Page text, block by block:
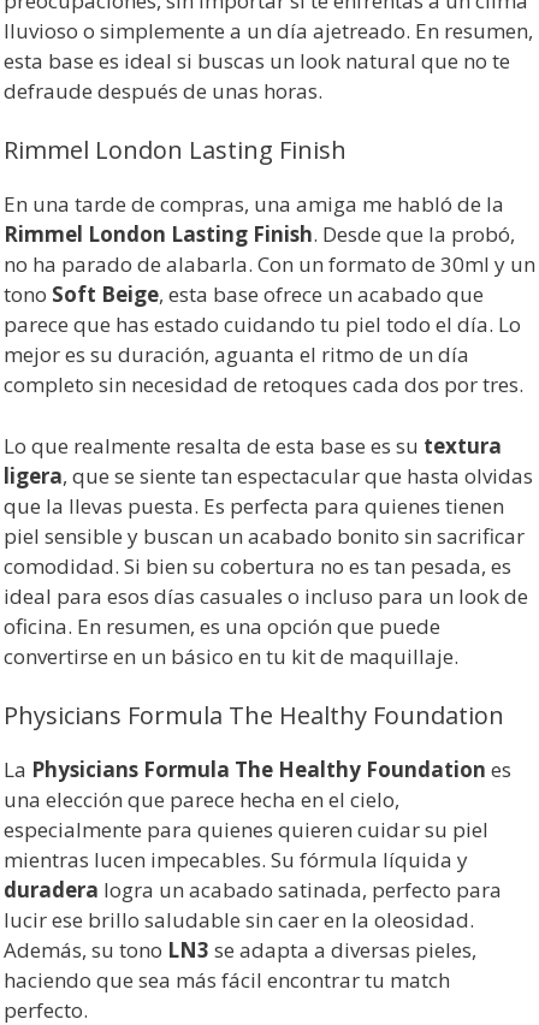
lluvioso o simplemente a un día ajetreado. En resumen,
esta base es ideal si buscas un look natural que no te
defraude después de unas horas.
Rimmel London Lasting Finish
En una tarde de compras, una amiga me habló de la
Rimmel London Lasting Finish. Desde que la probó,
no ha parado de alabarla. Con un formato de 30ml y un
tono Soft Beige, esta base ofrece un acabado que
parece que has estado cuidando tu piel todo el día. Lo
mejor es su duración, aguanta el ritmo de un día
completo sin necesidad de retoques cada dos por tres.
Lo que realmente resalta de esta base es su textura
ligera, que se siente tan espectacular que hasta olvidas
que la llevas puesta. Es perfecta para quienes tienen
piel sensible y buscan un acabado bonito sin sacrificar
comodidad. Si bien su cobertura no es tan pesada, es
ideal para esos días casuales o incluso para un look de
oficina. En resumen, es una opción que puede
convertirse en un básico en tu kit de maquillaje.
Physicians Formula The Healthy Foundation
La Physicians Formula The Healthy Foundation es
una elección que parece hecha en el cielo,
especialmente para quienes quieren cuidar su piel
mientras lucen impecables. Su fórmula líquida y
duradera logra un acabado satinada, perfecto para
lucir ese brillo saludable sin caer en la oleosidad.
Además, su tono LN3 se adapta a diversas pieles,
haciendo que sea más fácil encontrar tu match
perfecto.